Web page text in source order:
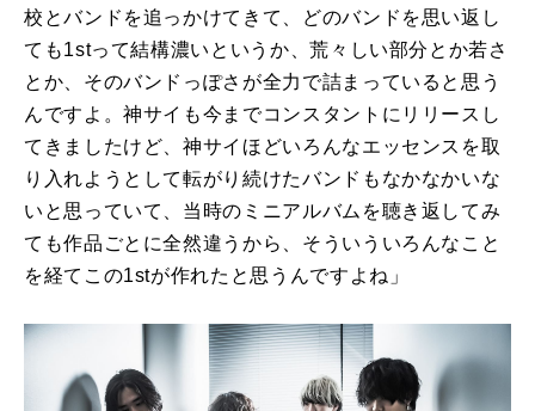
校とバンドを追っかけてきて、どのバンドを思い返し
ても1stって結構濃いというか、荒々しい部分とか若さ
とか、そのバンドっぽさが全力で詰まっていると思う
んですよ。神サイも今までコンスタントにリリースし
てきましたけど、神サイほどいろんなエッセンスを取
り入れようとして転がり続けたバンドもなかなかいな
いと思っていて、当時のミニアルバムを聴き返してみ
ても作品ごとに全然違うから、そういういろんなこと
を経てこの1stが作れたと思うんですよね」